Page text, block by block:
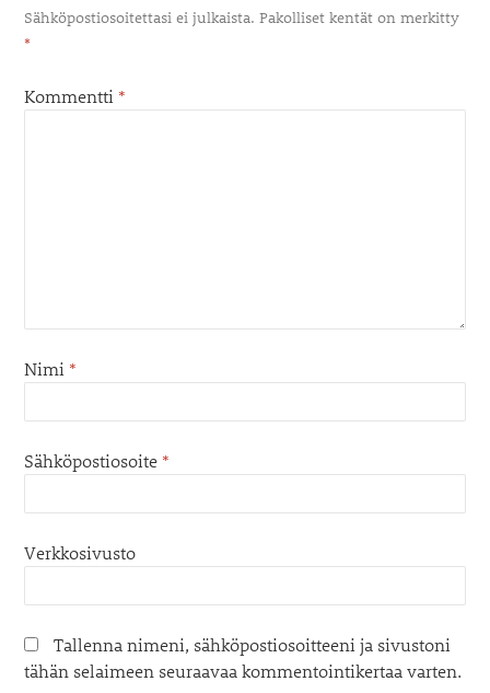
Sähköpostiosoitettasi ei julkaista. Pakolliset kentät on merkitty
*
Kommentti *
Nimi *
Sähköpostiosoite *
Verkkosivusto
Tallenna nimeni, sähköpostiosoitteeni ja sivustoni
tähän selaimeen seuraavaa kommentointikertaa varten.